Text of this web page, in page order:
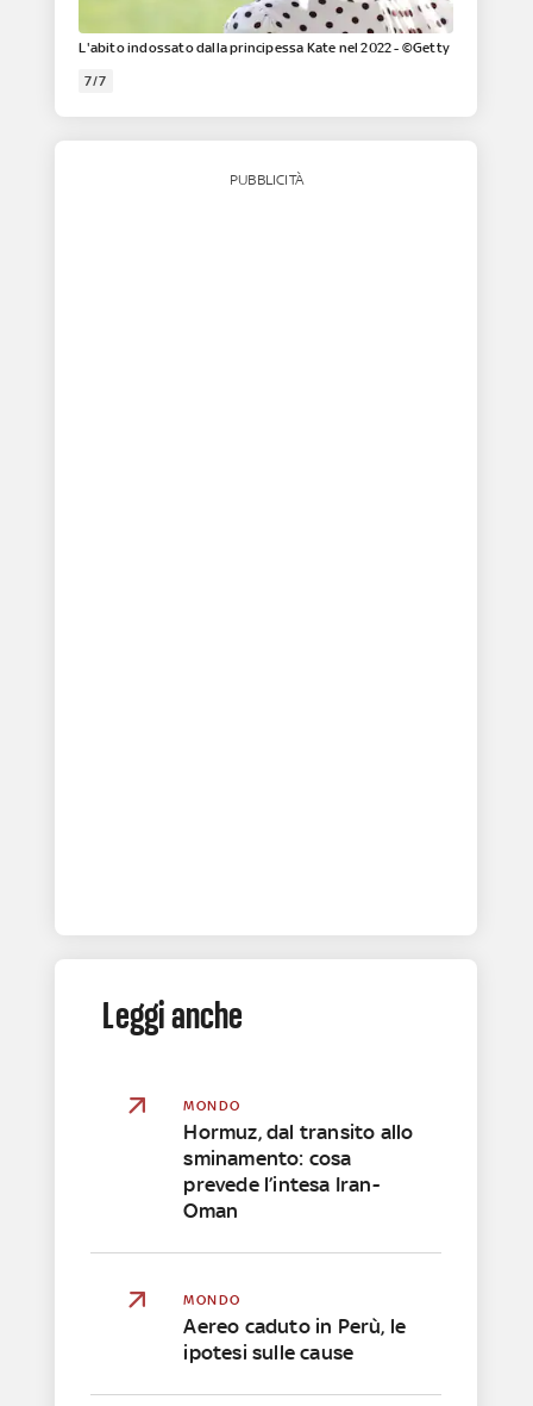
L'abito indossato dalla principessa Kate nel 2022 - ©Getty
7/7
PUBBLICITÀ
Leggi anche
MONDO
Hormuz, dal transito allo
sminamento: cosa
prevede l’intesa Iran-
Oman
MONDO
Aereo caduto in Perù, le
ipotesi sulle cause